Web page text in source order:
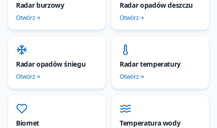
Radar burzowy
Otwórz
Radar opadów deszczu
Otwórz
Radar opadów śniegu
Otwórz
Radar temperatury
Otwórz
Biomet Temperatura wody